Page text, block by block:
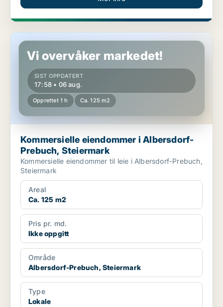
Kommersielle eiendommer i Albersdorf-Prebuch, Steiermark
Vi overvåker markedet!
SIST OPPDATERT
17:58 • 06 aug.
Opprettet 1 h Ca. 125 m2
Kommersielle eiendommer i Albersdorf-
Prebuch, Steiermark
Kommersielle eiendommer til leie i Albersdorf-Prebuch,
Steiermark
Areal
Ca. 125 m2
Pris pr. md.
Ikke oppgitt
Område
Albersdorf-Prebuch, Steiermark
Type
Lokale